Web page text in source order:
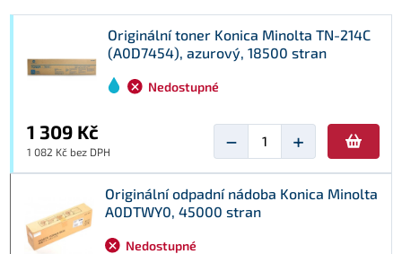
Originální toner Konica Minolta TN-214C
(A0D7454), azurový, 18500 stran
Nedostupné
1 309 Kč
1 082 Kč bez DPH − +
Originální odpadní nádoba Konica Minolta
A0DTWY0, 45000 stran
Nedostupné